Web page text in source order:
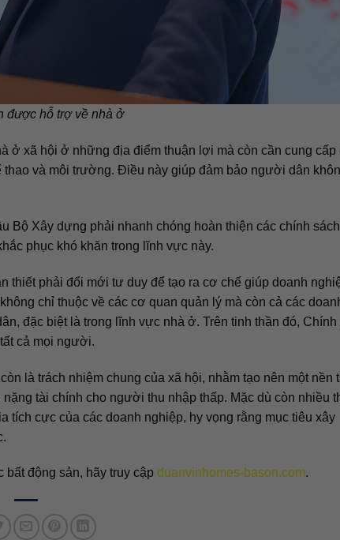
được hỗ trợ về nhà ở
ở xã hội ở những địa điểm thuận lợi mà còn cần cung cấp
và môi trường. Điều này giúp đảm bảo người dân
Bộ Xây dựng phải nhanh chóng hoàn thiện các chính
phục khó khăn trong lĩnh vực này.
phải đổi mới tư duy để tạo ra cơ chế giúp doanh
chỉ thuộc về các cơ quan quản lý mà còn cả các
đặc biệt là trong lĩnh vực nhà ở. Trên tinh thần đó, Chính
cả mọi người.
là trách nhiệm chung của xã hội, nhằm tạo nên một nền
tài chính cho người thu nhập thấp. Mặc dù còn nhiều
cực của các doanh nghiệp, hy vọng rằng mục tiêu xây
động sản, hãy truy cập duanvinhomes-bason.com.